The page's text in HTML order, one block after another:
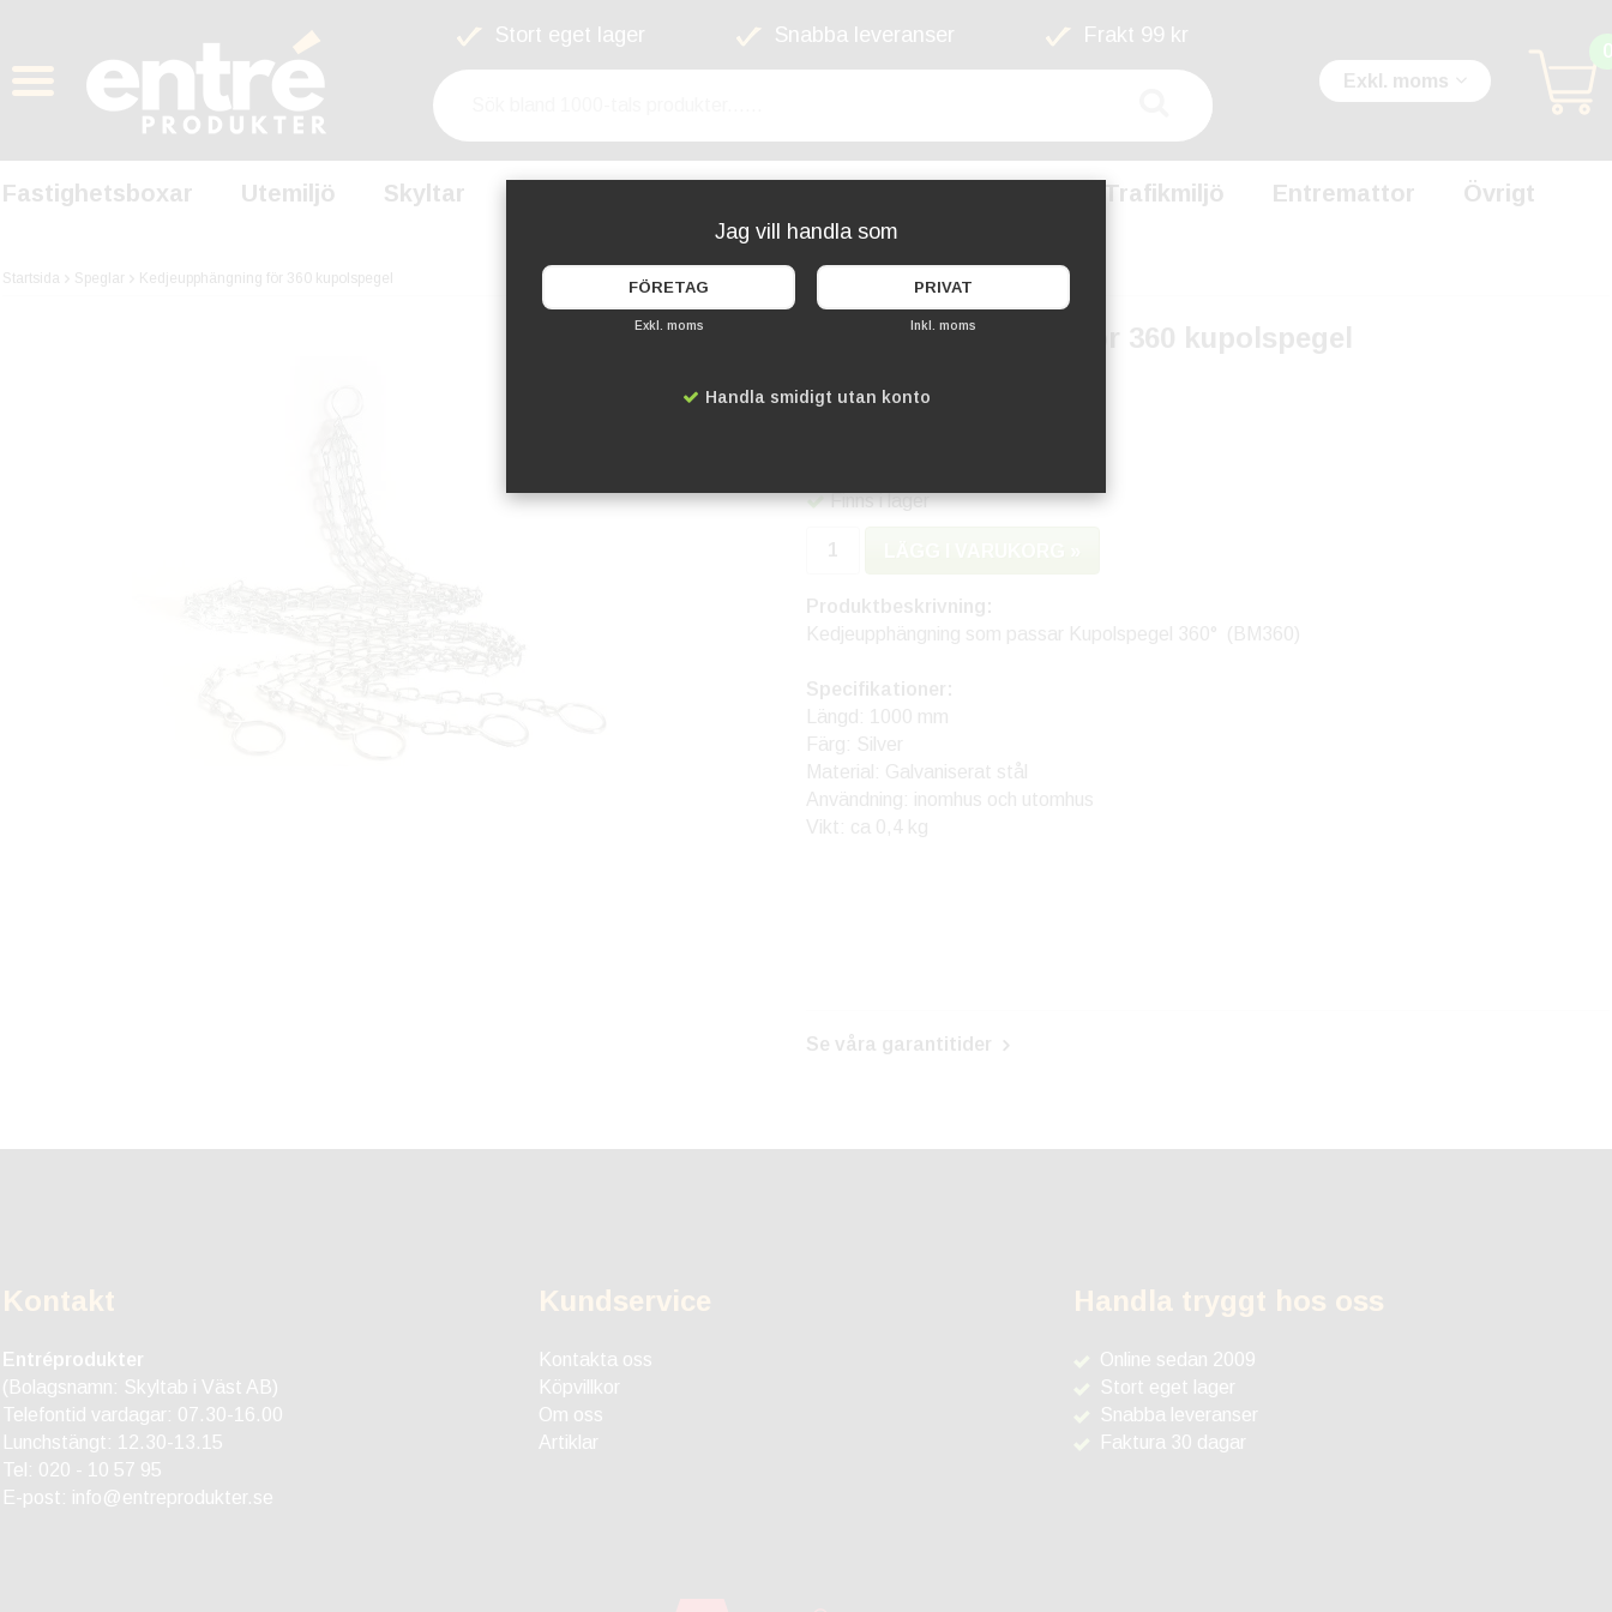
Jag vill handla som
FÖRETAG
Exkl. moms
PRIVAT
Inkl. moms
Handla smidigt utan konto
Stort eget lager Snabba leveranser Frakt 99 kr
Exkl. moms
0
Fastighetsboxar Utemiljö Skyltar Trafikmiljö Entremattor Övrigt
Startsida Speglar Kedjeupphängning för 360 kupolspegel
Kedjeupphängning för 360 kupolspegel
Artikelnummer:
Finns i lager
Se våra garantitider
Kontakt
Entréprodukter
(Bolagsnamn: Skyltab i Väst AB)
Telefontid vardagar: 07.30-16.00
Lunchstängt: 12.30-13.15
Tel: 020 - 10 57 95
E-post: info@entreprodukter.se
Kundservice
Kontakta oss
Köpvillkor
Om oss
Artiklar
Handla tryggt hos oss
Online sedan 2009
Stort eget lager
Snabba leveranser
Faktura 30 dagar